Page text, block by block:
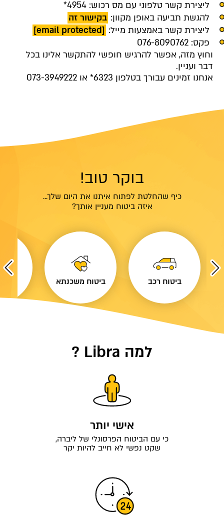
ליצירת קשר טלפוני עם מס רכוש: 4954*
להגשת תביעה באופן מקוון: בקישור זה
ליצירת קשר באמצעות מייל: [email protected]
פקס: 076-8090762
וחוץ מזה, אפשר להרגיש חופשי להתקשר אלינו בכל
דבר ועניין.
אנחנו זמינים עבורך בטלפון 6323* או 073-3949222
בוקר טוב!
כיף שהחלטת לפתוח איתנו את היום שלך...
איזה ביטוח מעניין אותך?
ביטוח רכב ביטוח משכנתא
למה Libra ?
אישי יותר
כי עם הביטוח הפרסונלי של ליברה,
שקט נפשי לא חייב להיות יקר